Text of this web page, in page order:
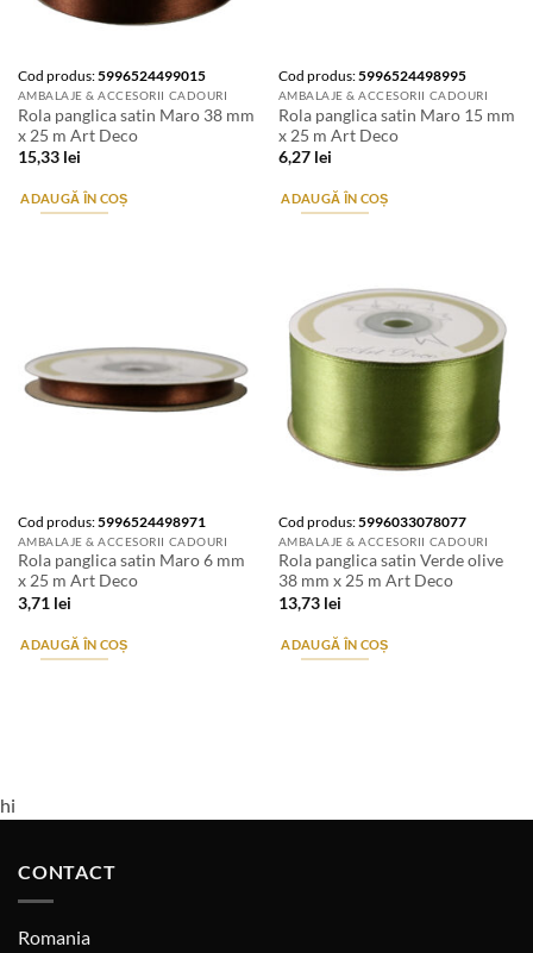
Cod produs:5996524499015
AMBALAJE & ACCESORII CADOURI
Rola panglica satin Maro 38 mm
x 25 m Art Deco
15,33 lei
ADAUGĂ ÎN COȘ
Cod produs:5996524498995
AMBALAJE & ACCESORII CADOURI
Rola panglica satin Maro 15 mm
x 25 m Art Deco
6,27 lei
ADAUGĂ ÎN COȘ
Cod produs:5996524498971
AMBALAJE & ACCESORII CADOURI
Rola panglica satin Maro 6 mm
x 25 m Art Deco
3,71 lei
ADAUGĂ ÎN COȘ
Cod produs:5996033078077
AMBALAJE & ACCESORII CADOURI
Rola panglica satin Verde olive
38 mm x 25 m Art Deco
13,73 lei
ADAUGĂ ÎN COȘ
hi
CONTACT
Romania